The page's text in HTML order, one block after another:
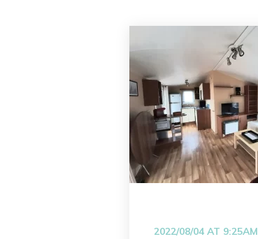
2022/08/04 AT 9:25AM